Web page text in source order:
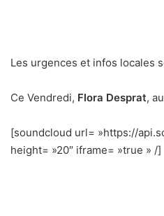
Les urgences et infos locales
Ce Vendredi, Flora Desprat,
[soundcloud url= »https://
height= »20″ iframe= »true » /]